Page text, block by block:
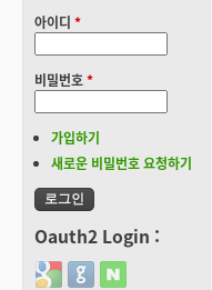
아이디 *
비밀번호*
가입하기
새로운 비밀번호 요청하기
Oauth2 Login :
Login with Google
Login with GitHub
Login with Naver